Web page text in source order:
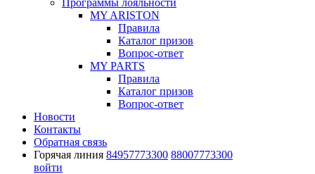
Программы лояльности
MY ARISTON
Правила
Каталог призов
Вопрос-ответ
MY PARTS
Правила
Каталог призов
Вопрос-ответ
Новости
Контакты
Обратная связь
Горячая линия 84957773300 88007773300
войти